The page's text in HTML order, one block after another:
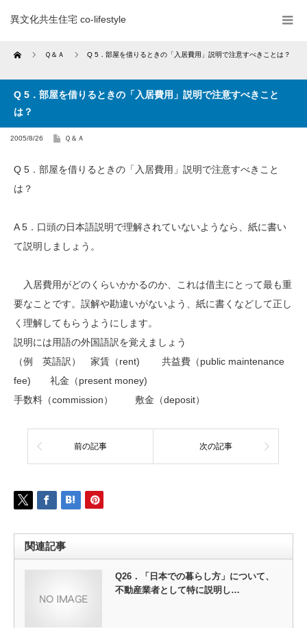
異文化共生住宅 co-lifestyle
Home Ｑ＆Ａ Q 5．部屋を借りるときの「入居費用」説明で注意すべきことは？
Q 5．部屋を借りるときの「入居費用」説明で注意すべきこと
は？
2005/8/26 Ｑ＆Ａ
Q 5．部屋を借りるときの「入居費用」説明で注意すべきこと
は？
A 5．口頭の日本語説明で理解されていないようなら、紙に書い
て説明しましょう。
入居費用がどのくらいかかるのか、これは借主にとって最も重
要なことです。誤解や勘違いがないよう、紙に書くなどして正し
く理解してもらうようにします。
説明には用語の外国語訳を覚えましょう
（例 英語訳） 家賃（rent) 共益費（public maintenance
fee) 礼金（present money)
手数料（commission） 敷金（deposit）
前の記事 次の記事
関連記事
Q26．「日本での暮らし方」について、
不動産業者として特に説明し…